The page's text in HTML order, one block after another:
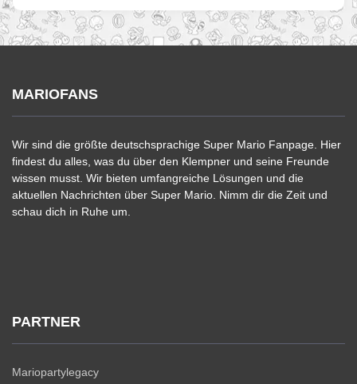
MARIOFANS
Wir sind die größte deutschsprachige Super Mario Fanpage. Hier
findest du alles, was du über den Klempner und seine Freunde
wissen musst. Wir bieten umfangreiche Lösungen und die
aktuellen Nachrichten über Super Mario. Nimm dir die Zeit und
schau dich in Ruhe um.
PARTNER
Mariopartylegacy